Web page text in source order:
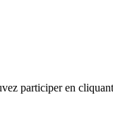
participer en cliquant